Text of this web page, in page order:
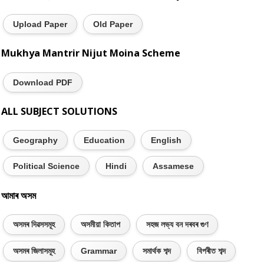
Upload Paper Old Paper
Mukhya Mantrir Nijut Moina Scheme
Download PDF
ALL SUBJECT SOLUTIONS
Geography Education English
Political Science Hindi Assamese
আমাৰ অসম
অসমৰ দিৱসসমূহ অসমীয়া কিতাপ সহজ লভ্য বন দৰবৰ গুণ
অসমৰ জিলাসমূহ Grammar সমাৰ্থক শব্দ বিপৰীত শব্দ